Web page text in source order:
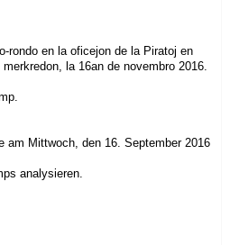
rondo en la oficejon de la Piratoj en
la 16an de novembro 2016.
am Mittwoch, den 16. September 2016
analysieren.